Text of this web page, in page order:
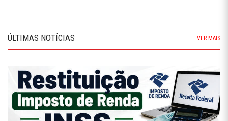
ÚLTIMAS NOTÍCIAS VER MAIS